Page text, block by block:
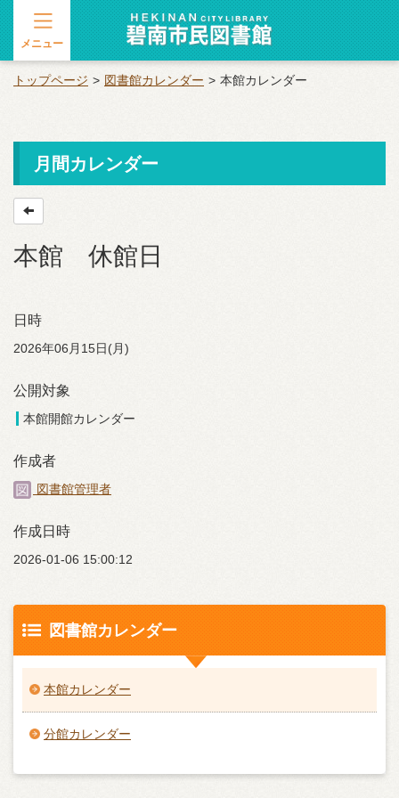
メニュー
トップページ 図書館カレンダー 本館カレンダー
月間カレンダー
本館 休館日
日時
2026年06月15日(月)
公開対象
本館開館カレンダー
作成者
図書館管理者
作成日時
2026-01-06 15:00:12
図書館カレンダー
本館カレンダー
分館カレンダー